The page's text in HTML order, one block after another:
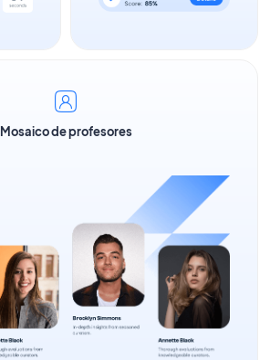
Mosaico de profesores